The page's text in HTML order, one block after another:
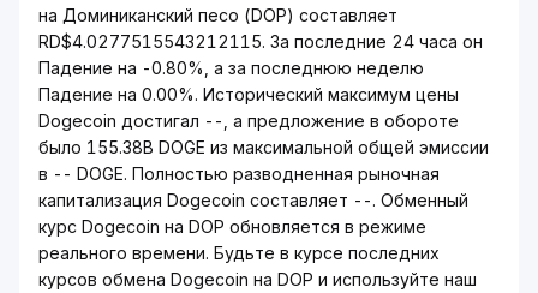
на Доминиканский песо (DOP) составляет
RD$4.0277515543212115. За последние 24 часа он
Падение на -0.80%, а за последнюю неделю
Падение на 0.00%. Исторический максимум цены
Dogecoin достигал --, а предложение в обороте
было 155.38B DOGE из максимальной общей эмиссии
в -- DOGE. Полностью разводненная рыночная
капитализация Dogecoin составляет --. Обменный
курс Dogecoin на DOP обновляется в режиме
реального времени. Будьте в курсе последних
курсов обмена Dogecoin на DOP и используйте наш